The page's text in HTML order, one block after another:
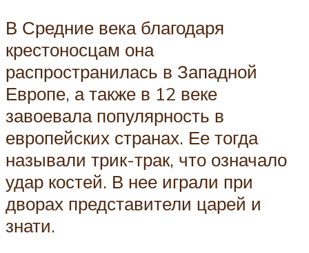
В Средние века благодаря
крестоносцам она
распространилась в Западной
Европе, а также в 12 веке
завоевала популярность в
европейских странах. Ее тогда
называли трик-трак, что означало
удар костей. В нее играли при
дворах представители царей и
знати.